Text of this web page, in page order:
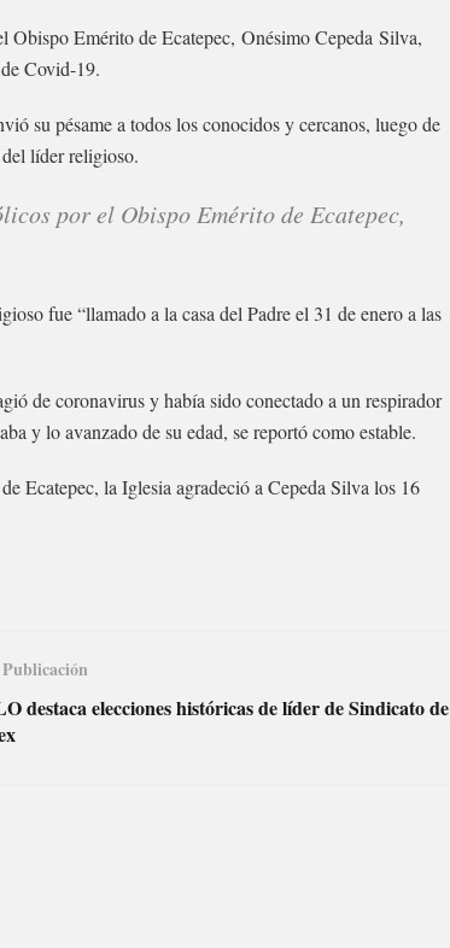
Obispo Emérito de Ecatepec, Onésimo Cepeda Silva,
Covid-19.
su pésame a todos los conocidos y cercanos, luego de
líder religioso.
por el Obispo Emérito de Ecatepec,
fue “llamado a la casa del Padre el 31 de enero a las
de coronavirus y había sido conectado a un respirador
y lo avanzado de su edad, se reportó como estable.
Ecatepec, la Iglesia agradeció a Cepeda Silva los 16
destaca elecciones históricas de líder de Sindicato de